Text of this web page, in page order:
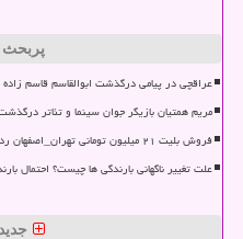
پربحث
عراقچی در پیامی درگذشت ابوالقاسم قاسم
مریم همتیان بازیگر جوان سینما و تئاتر
فروش بلیت ۲۱ میلیون تومانی تهران_اصفهان رد شد
علت تغییر ناگهانی بارندگی ها چیست؟ احتمال